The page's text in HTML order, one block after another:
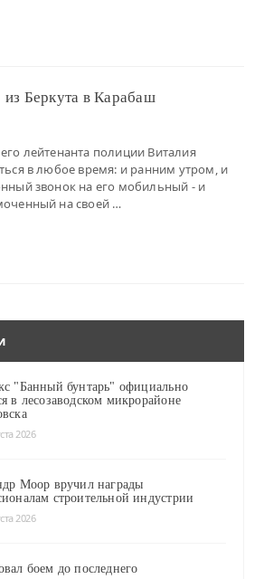
Беркута в Карабаш
лейтенанта полиции Виталия
в любое время: и ранним утром, и
звонок на его мобильный - и
на своей …
"Банный бунтарь" официально
в лесозаводском микрорайоне
2026
Моор вручил награды
строительной индустрии
2026
боем до последнего